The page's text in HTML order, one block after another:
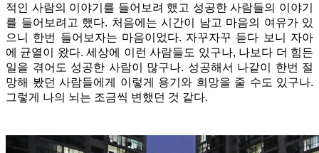
적인 사람의 이야기를 들어보려 했고 성공한 사람들의 이야기
를 들어보려고 했다. 처음에는 시간이 남고 마음의 여유가 있
으니 한번 들어보자는 마음이었다. 자꾸자꾸 듣다 보니 자아
에 균열이 왔다. 세상에 이런 사람들도 있구나, 나보다 더 힘든
일을 겪어도 성공한 사람이 많구나. 성공해서 나같이 한번 절
망해 봤던 사람들에게 이렇게 용기와 희망을 줄 수도 있구나.
그렇게 나의 뇌는 조금씩 변했던 것 같다.